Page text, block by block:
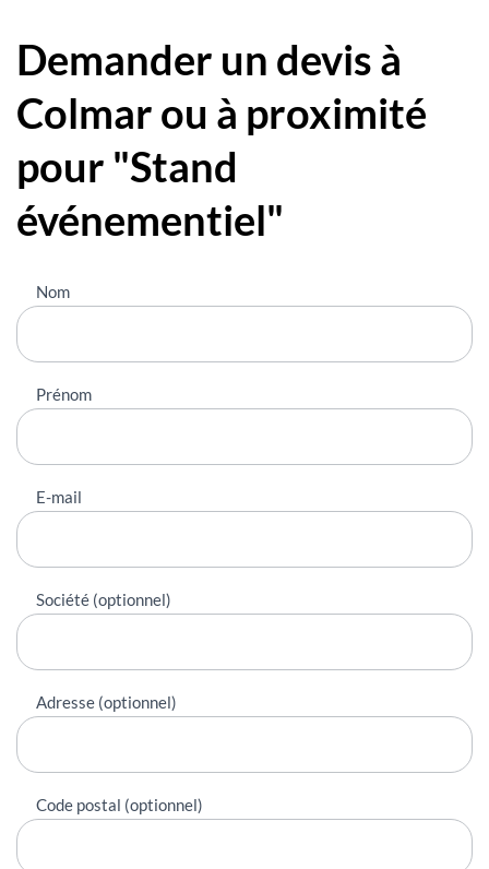
Demander un devis à
Colmar ou à proximité
pour "Stand
événementiel"
Nous
contacter
Nom
Prénom
E-mail
Société (optionnel)
Adresse (optionnel)
Code postal (optionnel)